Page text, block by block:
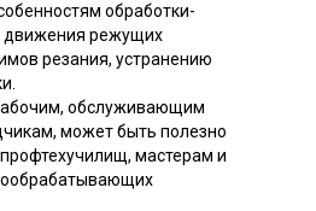
обработки-
движения режущих
резания, устранению
обслуживающим
может быть полезно
мастерам и